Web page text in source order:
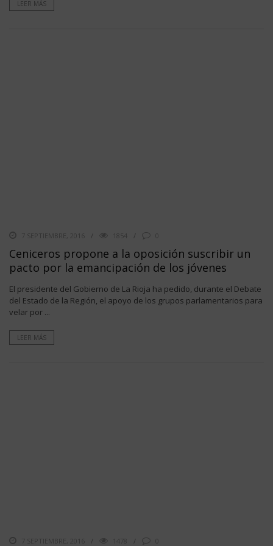
LEER MÁS
7 SEPTIEMBRE, 2016 1854
Ceniceros propone a la oposición suscribir un
pacto por la emancipación de los jóvenes
El presidente del Gobierno de La Rioja ha pedido, durante el Debate
del Estado de la Región, el apoyo de los grupos parlamentarios para
velar por ...
LEER MÁS
7 SEPTIEMBRE, 2016 1478